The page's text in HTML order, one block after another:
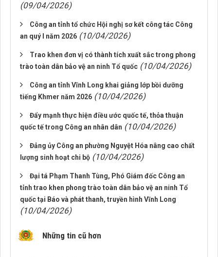
(09/04/2026)
Công an tỉnh tổ chức Hội nghị sơ kết công tác Công
an quý I năm 2026 (10/04/2026)
Trao khen đơn vị có thành tích xuất sắc trong phong
trào toàn dân bảo vệ an ninh Tổ quốc (10/04/2026)
Công an tỉnh Vĩnh Long khai giảng lớp bồi dưỡng
tiếng Khmer năm 2026 (10/04/2026)
Đẩy mạnh thực hiện điều ước quốc tế, thỏa thuận
quốc tế trong Công an nhân dân (10/04/2026)
Đảng ủy Công an phường Nguyệt Hóa nâng cao chất
lượng sinh hoạt chi bộ (10/04/2026)
Đại tá Phạm Thanh Tùng, Phó Giám đốc Công an
tỉnh trao khen phong trào toàn dân bảo vệ an ninh Tổ
quốc tại Báo và phát thanh, truyền hình Vĩnh Long
(10/04/2026)
Những tin cũ hơn